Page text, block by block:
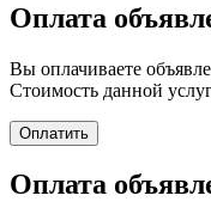
Оплата
Вы оплачиваете
Стоимость данной
Оплата